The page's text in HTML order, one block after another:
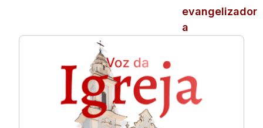
evangelizador
a